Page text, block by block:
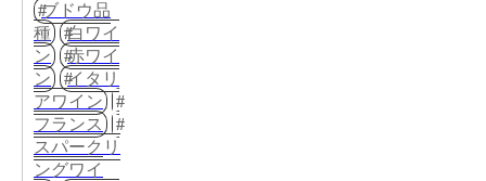
ブドウ品
種
白ワイ
ン
赤ワイ
ン
イタリ
アワイン
フランス
スパークリ
ングワイ